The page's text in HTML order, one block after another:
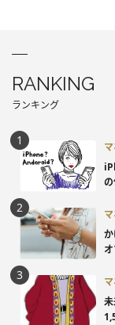
RANKING
ランキング